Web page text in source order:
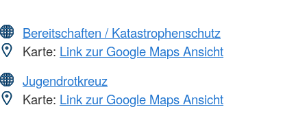
Bereitschaften / Katastrophenschutz
Karte: Link zur Google Maps Ansicht
Jugendrotkreuz
Karte: Link zur Google Maps Ansicht